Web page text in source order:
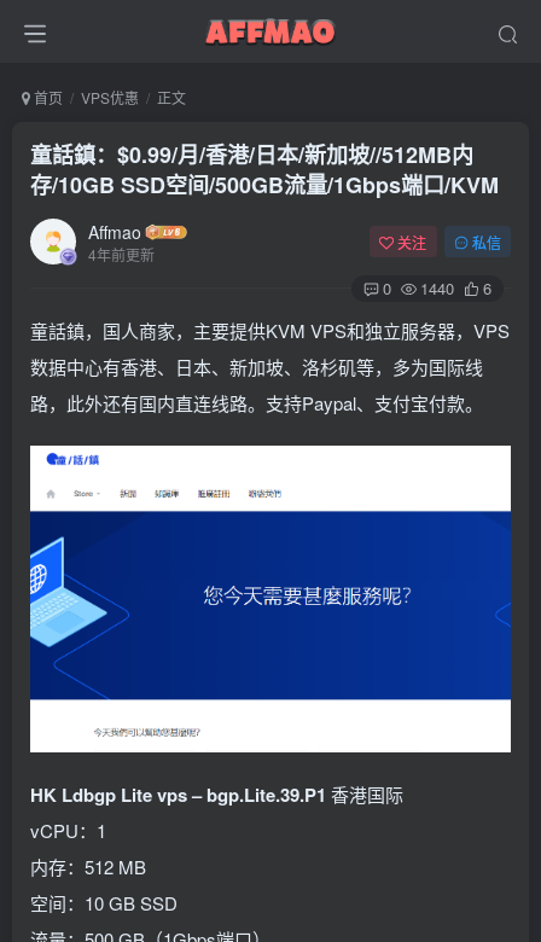
首页 VPS优惠 正文
童話鎮：$0.99/月/香港/日本/新加坡//512MB内
存/10GB SSD空间/500GB流量/1Gbps端口/KVM
Affmao
4年前更新
关注 私信
0 1440 6
童話鎮，国人商家，主要提供KVM VPS和独立服务器，VPS
数据中心有香港、日本、新加坡、洛杉矶等，多为国际线
路，此外还有国内直连线路。支持Paypal、支付宝付款。
HK Ldbgp Lite vps – bgp.Lite.39.P1 香港国际
vCPU：1
内存：512 MB
空间：10 GB SSD